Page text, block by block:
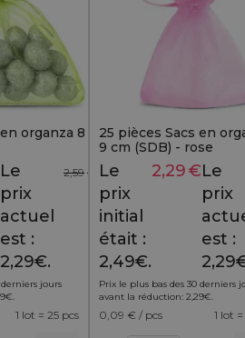
organza 8 x
2,59 €
Le
prix
actuel
est :
2,29€.
jours
€.
1 lot = 25 pcs
25 pièces Sacs en
9 cm (SDB) - rose
Le
prix
initial
était :
2,49€.
2,29€Le
prix
est :
Prix le plus bas des 30 derniers
avant la réduction: 2,29€.
0,09 € / pcs 1 lot